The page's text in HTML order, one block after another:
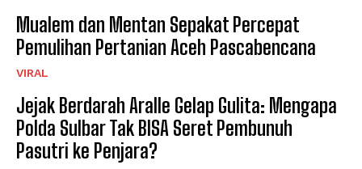
Mualem dan Mentan Sepakat Percepat
Pemulihan Pertanian Aceh Pascabencana
VIRAL
Jejak Berdarah Aralle Gelap Gulita: Mengapa
Polda Sulbar Tak BISA Seret Pembunuh
Pasutri ke Penjara?